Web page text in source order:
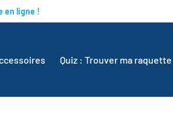
en ligne !
Quiz : Trouver ma raquette